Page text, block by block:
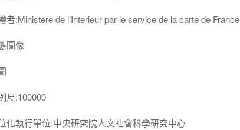
者:Ministere de l’Interieur par le service de la carte de France
圖像
尺:100000
化執行單位:中央研究院人文社會科學研究中心